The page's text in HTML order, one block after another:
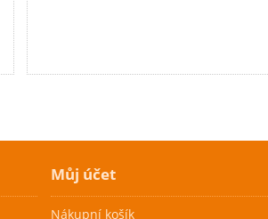
Můj účet
Nákupní košík